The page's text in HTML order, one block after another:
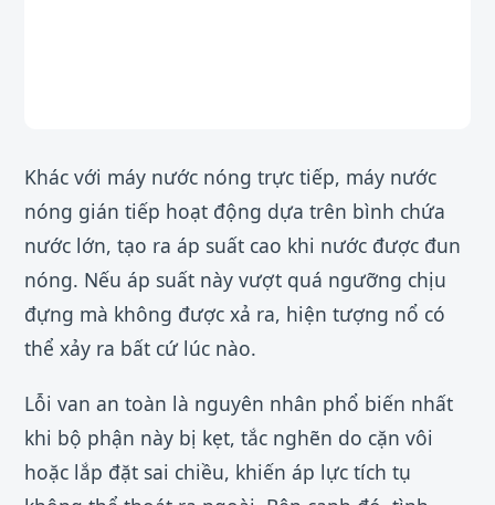
Khác với máy nước nóng trực tiếp, máy nước
nóng gián tiếp hoạt động dựa trên bình chứa
nước lớn, tạo ra áp suất cao khi nước được đun
nóng. Nếu áp suất này vượt quá ngưỡng chịu
đựng mà không được xả ra, hiện tượng nổ có
thể xảy ra bất cứ lúc nào.
Lỗi van an toàn là nguyên nhân phổ biến nhất
khi bộ phận này bị kẹt, tắc nghẽn do cặn vôi
hoặc lắp đặt sai chiều, khiến áp lực tích tụ